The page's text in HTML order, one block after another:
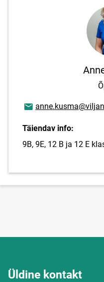
E-posti aadress
Täiendav info:
9B, 9E, 12 B ja 12 E
Üldine kontakt